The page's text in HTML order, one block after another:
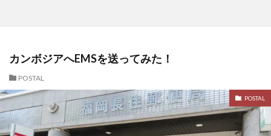
カンボジアへEMSを送ってみた！
POSTAL
POSTAL